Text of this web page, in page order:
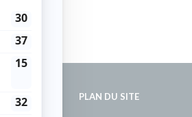
PLAN DU SITE